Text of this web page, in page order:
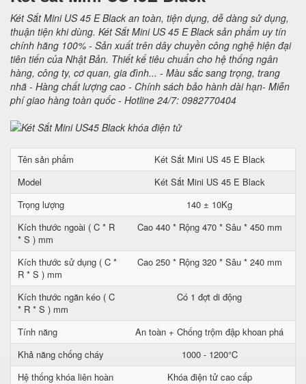
Két Sắt Mini US 45 E Black an toàn, tiện dụng, dễ dàng sử dụng,
thuận tiện khi dùng. Két Sắt Mini US 45 E Black sản phẩm uy tín
chính hãng 100% - Sản xuất trên dây chuyền công nghệ hiện đại
tiên tiến của Nhật Bản. Thiết kế tiêu chuẩn cho hệ thống ngân
hàng, công ty, cơ quan, gia đình... - Màu sắc sang trọng, trang
nhã - Hàng chất lượng cao - Chính sách bảo hành dài hạn- Miễn
phí giao hàng toàn quốc - Hotline 24/7: 0982770404
Tên sản phẩm
Két Sắt Mini US 45 E Black
Model
Két Sắt Mini US 45 E Black
Trọng lượng
140 ± 10Kg
Kích thước ngoài ( C * R
* S ) mm
Cao 440 * Rộng 470 * Sâu * 450 mm
Kích thước sử dụng ( C *
R * S ) mm
Cao 250 * Rộng 320 * Sâu * 240 mm
Kích thước ngăn kéo ( C
* R * S ) mm
Có 1 đợt di động
Tính năng
An toàn + Chống trộm đập khoan phá
Khả năng chống cháy
1000 - 1200°C
Hệ thống khóa liên hoàn
Khóa điện tử cao cấp